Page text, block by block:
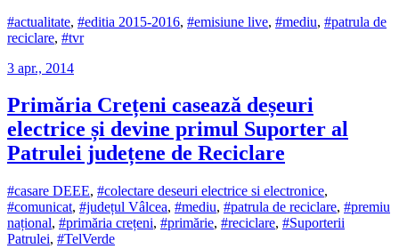
#actualitate, #editia 2015-2016, #emisiune live, #mediu, #patrula de
reciclare, #tvr
3 apr., 2014
Primăria Crețeni casează deșeuri
electrice și devine primul Suporter al
Patrulei județene de Reciclare
#casare DEEE, #colectare deseuri electrice si electronice,
#comunicat, #județul Vâlcea, #mediu, #patrula de reciclare, #premiu
național, #primăria crețeni, #primărie, #reciclare, #Suporterii
Patrulei, #TelVerde